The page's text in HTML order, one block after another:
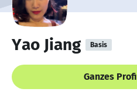
Yao Jiang Basis
Ganzes